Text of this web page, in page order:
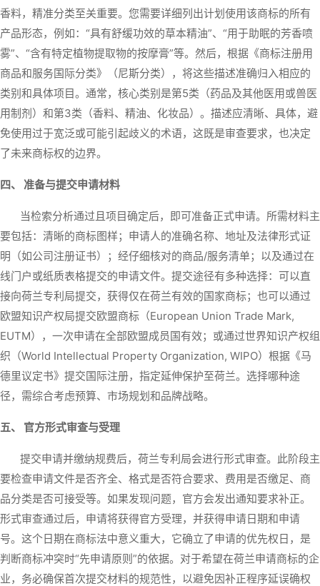
香料，精准分类至关重要。您需要详细列出计划使用该商标的所有
产品形态，例如：“具有舒缓功效的草本精油”、“用于助眠的芳香喷
雾”、“含有特定植物提取物的按摩膏”等。然后，根据《商标注册用
商品和服务国际分类》（尼斯分类），将这些描述准确归入相应的
类别和具体项目。通常，核心类别是第5类（药品及其他医用或兽医
用制剂）和第3类（香料、精油、化妆品）。描述应清晰、具体，避
免使用过于宽泛或可能引起歧义的术语，这既是审查要求，也决定
了未来商标权的边界。
四、 准备与提交申请材料
当检索分析通过且项目确定后，即可准备正式申请。所需材料主
要包括：清晰的商标图样；申请人的准确名称、地址及法律形式证
明（如公司注册证书）；经仔细核对的商品/服务清单；以及通过在
线门户或纸质表格提交的申请文件。提交途径有多种选择：可以直
接向荷兰专利局提交，获得仅在荷兰有效的国家商标；也可以通过
欧盟知识产权局提交欧盟商标（European Union Trade Mark,
EUTM），一次申请在全部欧盟成员国有效；或通过世界知识产权组
织（World Intellectual Property Organization, WIPO）根据《马
德里议定书》提交国际注册，指定延伸保护至荷兰。选择哪种途
径，需综合考虑预算、市场规划和品牌战略。
五、 官方形式审查与受理
提交申请并缴纳规费后，荷兰专利局会进行形式审查。此阶段主
要检查申请文件是否齐全、格式是否符合要求、费用是否缴足、商
品分类是否可接受等。如果发现问题，官方会发出通知要求补正。
形式审查通过后，申请将获得官方受理，并获得申请日期和申请
号。这个日期在商标法中意义重大，它确立了申请的优先权日，是
判断商标冲突时“先申请原则”的依据。对于希望在荷兰申请商标的企
业，务必确保首次提交材料的规范性，以避免因补正程序延误确权